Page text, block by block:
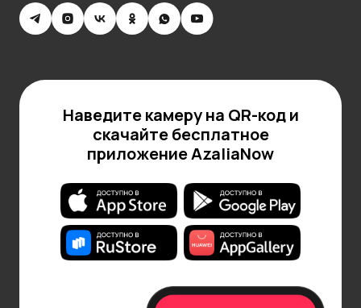
Наведите камеру на QR-код и
скачайте бесплатное
приложение AzaliaNow